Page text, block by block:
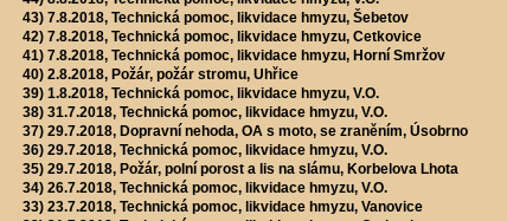
43) 7.8.2018, Technická pomoc, likvidace hmyzu, Šebetov
42) 7.8.2018, Technická pomoc, likvidace hmyzu, Cetkovice
41) 7.8.2018, Technická pomoc, likvidace hmyzu, Horní Smržov
40) 2.8.2018, Požár, požár stromu, Uhřice
39) 1.8.2018, Technická pomoc, likvidace hmyzu, V.O.
38) 31.7.2018, Technická pomoc, likvidace hmyzu, V.O.
37) 29.7.2018, Dopravní nehoda, OA s moto, se zraněním, Úsobrno
36) 29.7.2018, Technická pomoc, likvidace hmyzu, V.O.
35) 29.7.2018, Požár, polní porost a lis na slámu, Korbelova Lhota
34) 26.7.2018, Technická pomoc, likvidace hmyzu, V.O.
33) 23.7.2018, Technická pomoc, likvidace hmyzu, Vanovice